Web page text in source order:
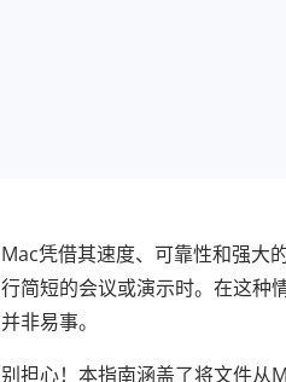
Mac凭借其速度、可靠性和强大
行简短的会议或演示时。在这种
并非易事。
别担心！本指南涵盖了将文件从